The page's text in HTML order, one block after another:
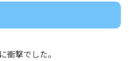
衝撃でした。